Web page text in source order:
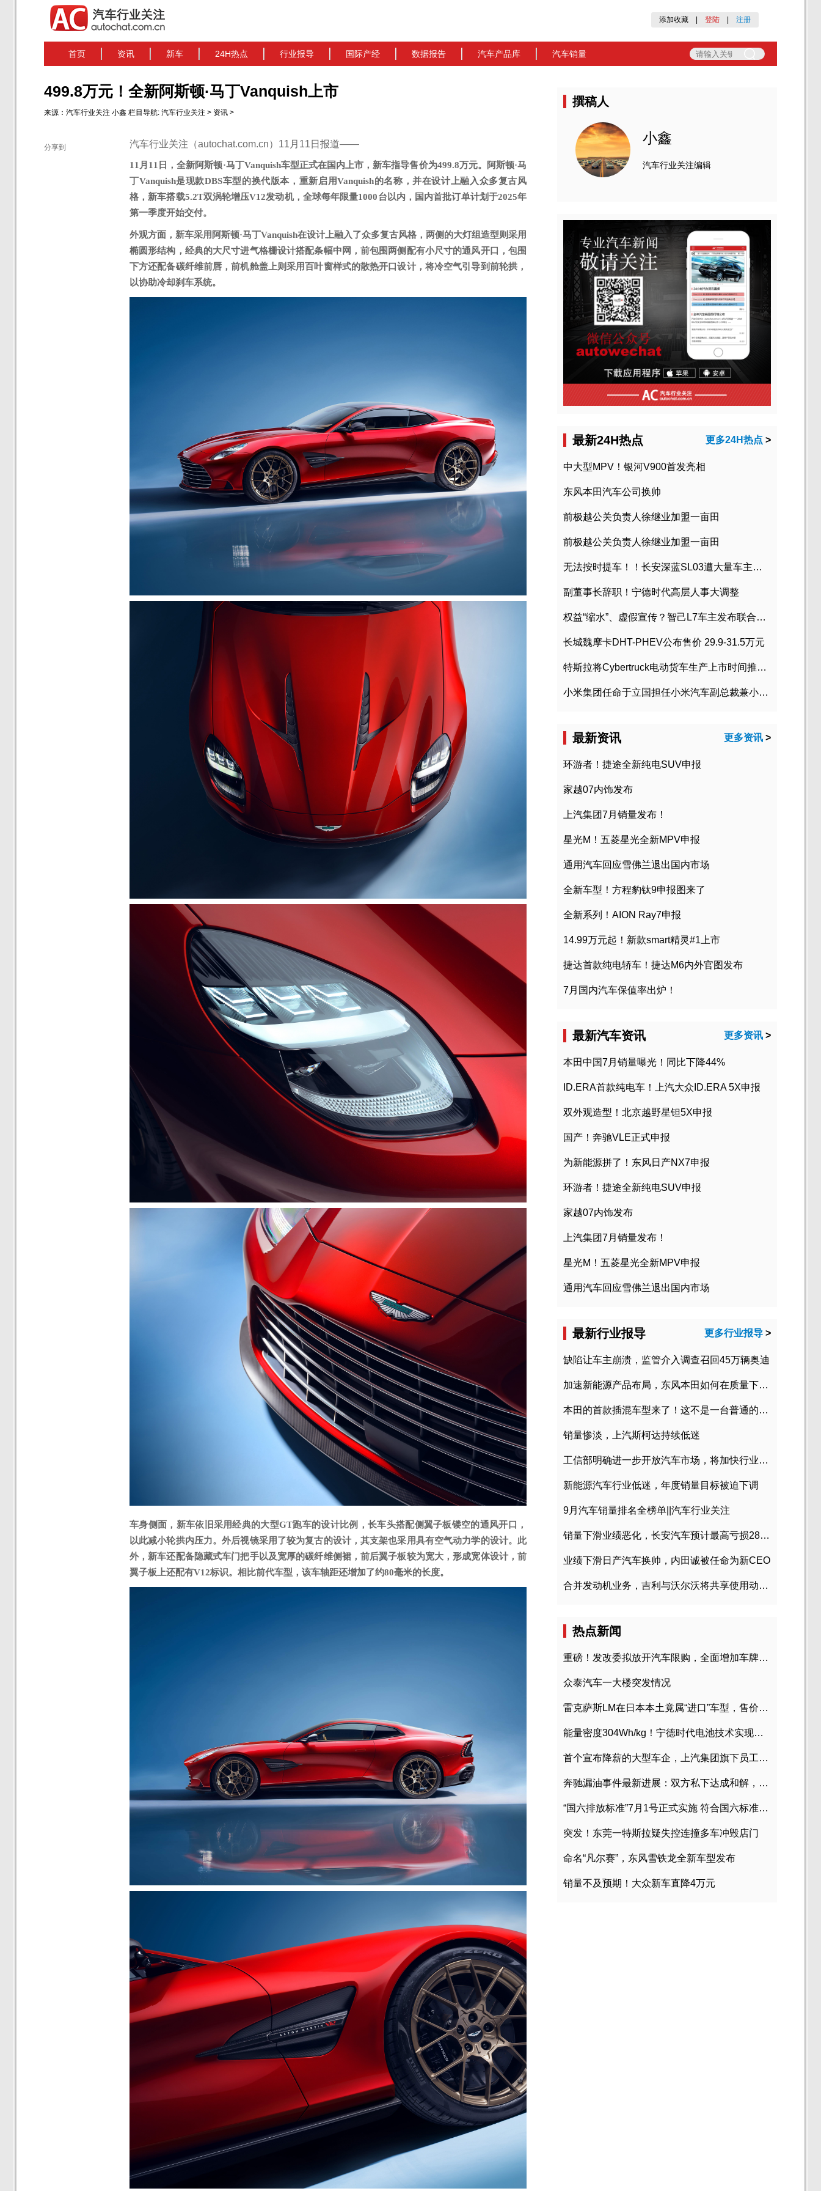
添加收藏 登陆 注册
首页 资讯 新车 24H热点 行业报导 国际产经 数据报告 汽车产品库 汽车销量
499.8万元！全新阿斯顿·马丁Vanquish上市
来源： 汽车行业关注 小鑫 栏目导航: 汽车行业关注 > 资讯 >
分享到 汽车行业关注（autochat.com.cn）11月11日报道——
11月11日 ，全新阿斯顿·马丁Vanquish车型正式在国内上市，新车指导售价为499.8万元。 阿斯顿·马
丁Vanquish是现款DBS车型的换代版本，重新启用Vanquish的名称，并在设计上融入众多复古风
格 ，新车搭载5.2T双涡轮增压V12发动机，全球每年限量1000台以内， 国内首批订单计划于2025年
第一季度开始交付。
外观方面，新车采用阿斯顿·马丁Vanquish在设计上融入了众多复古风格 ， 两侧的大灯组造型则采用
椭圆形结构 ， 经典的大尺寸进气格栅设计搭配条幅中网，前包围两侧配有小尺寸的通风开口，包围
下方还配备碳纤维前唇，前机舱盖上则采用百叶窗样式的散热开口设计，将冷空气引导到前轮拱，
以协助冷却刹车系统。
车身侧面，新车依旧采用经典的大型GT跑车的设计比例，长车头搭配侧翼子板镂空的通风开口，
以此减小轮拱内压力。外后视镜采用了较为复古的设计，其支架也采用具有空气动力学的设计。 此
外， 新车还配备隐藏式车门把手以及宽厚的碳纤维侧裙，前后翼子板较为宽大，形成宽体设计，前
翼子板上还配有V12标识。 相比前代车型，该车轴距还增加了约80毫米的长度。
撰稿人
小鑫
汽车行业关注编辑
最新24H热点 更多24H热点 >
中大型MPV！银河V900首发亮相
东风本田汽车公司换帅
前极越公关负责人徐继业加盟一亩田
前极越公关负责人徐继业加盟一亩田
无法按时提车！！长安深蓝SL03遭大量车主投诉
副董事长辞职！宁德时代高层人事大调整
权益“缩水”、虚假宣传？智己L7车主发布联合维权声明
长城魏摩卡DHT-PHEV公布售价 29.9-31.5万元
特斯拉将Cybertruck电动货车生产上市时间推迟到2023年初
小米集团任命于立国担任小米汽车副总裁兼小米汽车北京总部政委
最新资讯 更多资讯 >
环游者！捷途全新纯电SUV申报
家越07内饰发布
上汽集团7月销量发布！
星光M！五菱星光全新MPV申报
通用汽车回应雪佛兰退出国内市场
全新车型！方程豹钛9申报图来了
全新系列！AION Ray7申报
14.99万元起！新款smart精灵#1上市
捷达首款纯电轿车！捷达M6内外官图发布
7月国内汽车保值率出炉！
最新汽车资讯 更多资讯 >
本田中国7月销量曝光！同比下降44%
ID.ERA首款纯电车！上汽大众ID.ERA 5X申报
双外观造型！北京越野星钽5X申报
国产！奔驰VLE正式申报
为新能源拼了！东风日产NX7申报
环游者！捷途全新纯电SUV申报
家越07内饰发布
上汽集团7月销量发布！
星光M！五菱星光全新MPV申报
通用汽车回应雪佛兰退出国内市场
最新行业报导 更多行业报导 >
缺陷让车主崩溃，监管介入调查召回45万辆奥迪
加速新能源产品布局，东风本田如何在质量下转型？
本田的首款插混车型来了！这不是一台普通的CR-V
销量惨淡，上汽斯柯达持续低迷
工信部明确进一步开放汽车市场，将加快行业兼并重组
新能源汽车行业低迷，年度销量目标被迫下调
9月汽车销量排名全榜单||汽车行业关注
销量下滑业绩恶化，长安汽车预计最高亏损28亿元
业绩下滑日产汽车换帅，内田诚被任命为新CEO
合并发动机业务，吉利与沃尔沃将共享使用动力总成
热点新闻
重磅！发改委拟放开汽车限购，全面增加车牌指标
众泰汽车一大楼突发情况
雷克萨斯LM在日本本土竟属“进口”车型，售价2580万日元
能量密度304Wh/kg！宁德时代电池技术实现突破
首个宣布降薪的大型车企，上汽集团旗下员工降薪文件曝光
奔驰漏油事件最新进展：双方私下达成和解，工商已介入调查
“国六排放标准”7月1号正式实施 符合国六标准车型目录一览
突发！东莞一特斯拉疑失控连撞多车冲毁店门
命名“凡尔赛”，东风雪铁龙全新车型发布
销量不及预期！大众新车直降4万元